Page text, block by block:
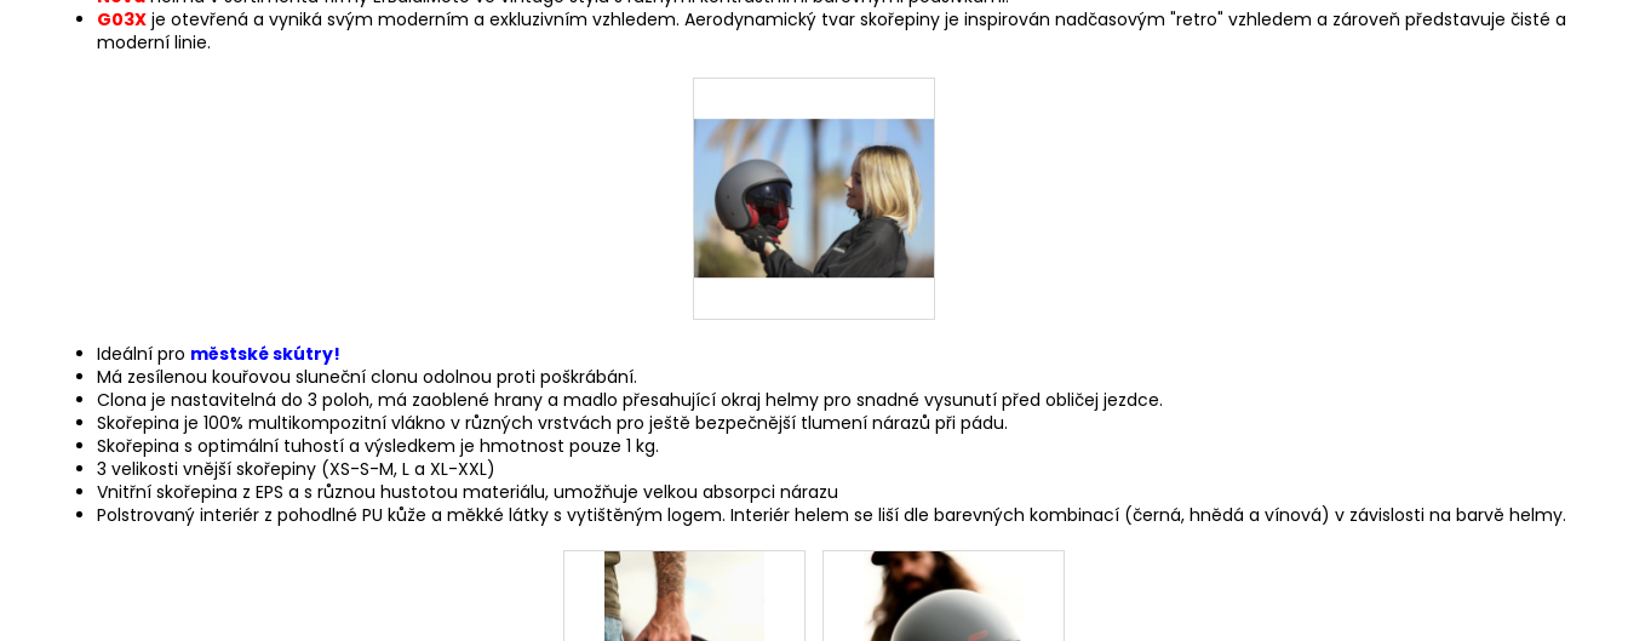
G03X je otevřená a vyniká svým moderním a exkluzivním vzhledem. Aerodynamický tvar skořepiny je inspirován nadčasovým "retro" vzhledem a zároveň představuje čisté a
moderní linie.
Ideální pro městské skútry!
Má zesílenou kouřovou sluneční clonu odolnou proti poškrábání.
Clona je nastavitelná do 3 poloh, má zaoblené hrany a madlo přesahující okraj helmy pro snadné vysunutí před obličej jezdce.
Skořepina je 100% multikompozitní vlákno v různých vrstvách pro ještě bezpečnější tlumení nárazů při pádu.
Skořepina s optimální tuhostí a výsledkem je hmotnost pouze 1 kg.
3 velikosti vnější skořepiny (XS-S-M, L a XL-XXL)
Vnitřní skořepina z EPS a s různou hustotou materiálu, umožňuje velkou absorpci nárazu
Polstrovaný interiér z pohodlné PU kůže a měkké látky s vytištěným logem. Interiér helem se liší dle barevných kombinací (černá, hnědá a vínová) v závislosti na barvě helmy.